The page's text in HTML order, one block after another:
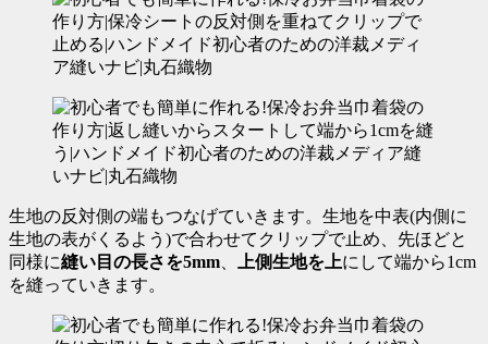
生地の反対側の端もつなげていきます。生地を中表(内側に
生地の表がくるよう)で合わせてクリップで止め、先ほどと
同様に縫い目の長さを5mm 上側生地を上にして端から1cm
を縫っていきます。